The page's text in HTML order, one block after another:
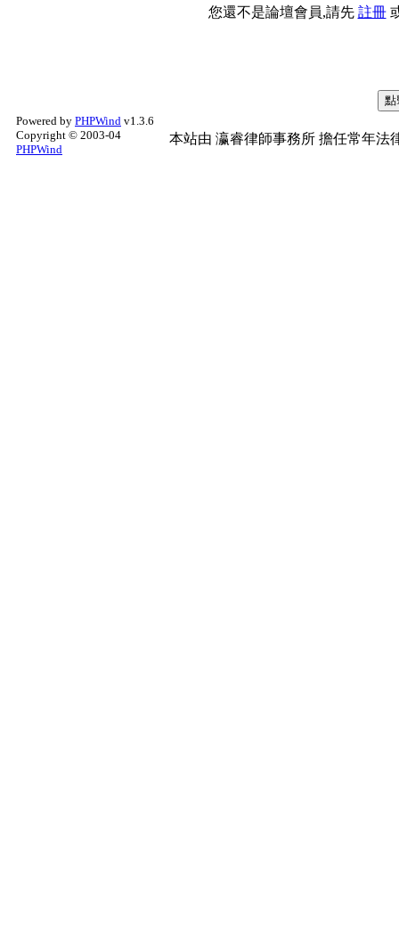
您還不是論壇會員,請先 註冊
Powered by PHPWind v1.3.6
Copyright © 2003-04
PHPWind
本站由 瀛睿律師事務所 擔任常年法